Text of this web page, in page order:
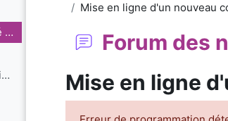
Forum des nouvelles (réservé aux administrateurs)
En savoir plus sur la conception du cours de...
Mise en ligne d'un nouveau
Forum des
Mise en ligne